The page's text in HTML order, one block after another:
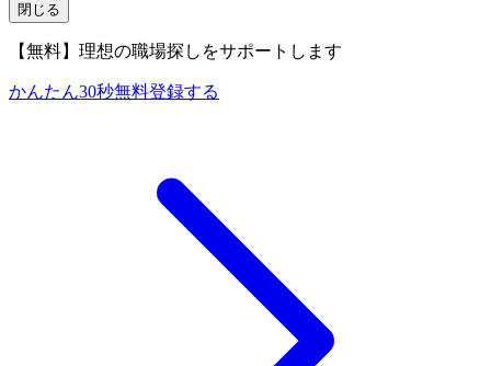
閉じる
【無料】理想の職場探しをサポートします
かんたん30秒無料登録する